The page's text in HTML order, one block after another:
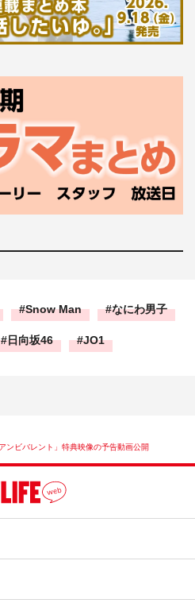
Snow Man なにわ男子
日向坂46 JO1
ンビバレント」特典映像の予告動画公開